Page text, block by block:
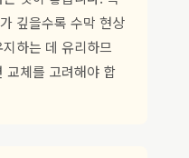
깊을수록 수막 현상
하는 데 유리하므
교체를 고려해야 합